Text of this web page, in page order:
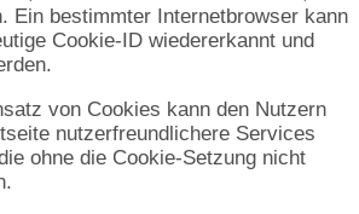
Ein bestimmter Internetbrowser kann
Cookie-ID wiedererkannt und
von Cookies kann den Nutzern
nutzerfreundlichere Services
ohne die Cookie-Setzung nicht